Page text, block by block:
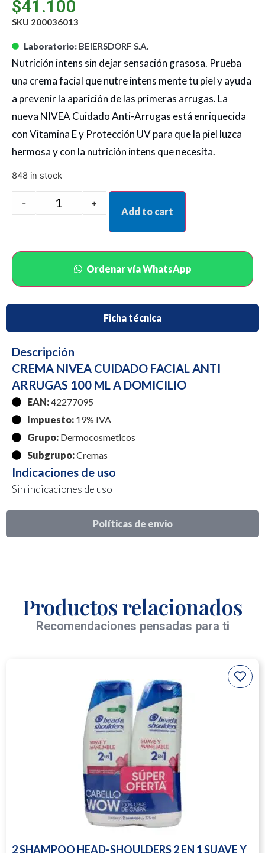
$41.100
SKU 200036013
Laboratorio: BEIERSDORF S.A.
Nutrición intens sin dejar sensación grasosa. Prueba
una crema facial que nutre intens mente tu piel y ayuda
a prevenir la aparición de las primeras arrugas. La
nueva NIVEA Cuidado Anti-Arrugas está enriquecida
con Vitamina E y Protección UV para que la piel luzca
hermosa y con la nutrición intens que necesita.
848 in stock
- +
Add to cart
Ordenar vía WhatsApp
Ficha técnica
Políticas de envio
Descripción
CREMA NIVEA CUIDADO FACIAL ANTI
ARRUGAS 100 ML A DOMICILIO
EAN:42277095
Impuesto: 19% IVA
Grupo: Dermocosmeticos
Subgrupo:Cremas
Indicaciones de uso
Sin indicaciones de uso
Productos relacionados
Recomendaciones pensadas para ti
2 SHAMPOO HEAD-SHOULDERS 2 EN 1 SUAVE Y